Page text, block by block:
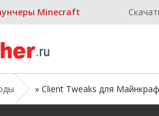
Minecraft
» Client Tweaks для